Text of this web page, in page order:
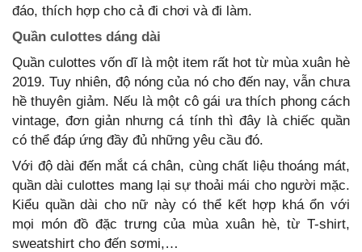
đáo, thích hợp cho cả đi chơi và đi làm.
Quần culottes dáng dài
Quần culottes vốn dĩ là một item rất hot từ mùa xuân hè
2019. Tuy nhiên, độ nóng của nó cho đến nay, vẫn chưa
hề thuyên giảm. Nếu là một cô gái ưa thích phong cách
vintage, đơn giản nhưng cá tính thì đây là chiếc quần
có thể đáp ứng đầy đủ những yêu cầu đó.
Với độ dài đến mắt cá chân, cùng chất liệu thoáng mát,
quần dài culottes mang lại sự thoải mái cho người mặc.
Kiểu quần dài cho nữ này có thể kết hợp khá ổn với
mọi món đồ đặc trưng của mùa xuân hè, từ T-shirt,
sweatshirt cho đến sơmi,…